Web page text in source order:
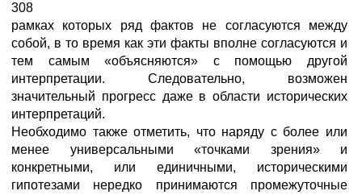
308
рамках которых ряд фактов не согласуются между
собой, в то время как эти факты вполне согласуются и
тем самым «объясняются» с помощью другой
интерпретации. Следовательно, возможен
значительный прогресс даже в области исторических
интерпретаций.
Необходимо также отметить, что наряду с более или
менее универсальными «точками зрения» и
конкретными, или единичными, историческими
гипотезами нередко принимаются промежуточные